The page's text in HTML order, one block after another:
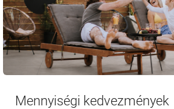
Mennyiségi kedvezmények